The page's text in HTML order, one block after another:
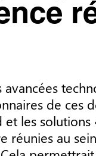
avancées
de ces
et les
réunies au